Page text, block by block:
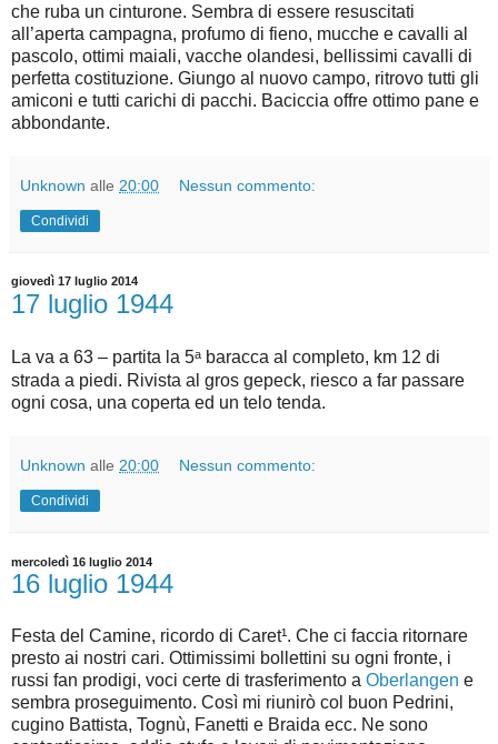
che ruba un cinturone. Sembra di essere resuscitati
all’aperta campagna, profumo di fieno, mucche e cavalli al
pascolo, ottimi maiali, vacche olandesi, bellissimi cavalli di
perfetta costituzione. Giungo al nuovo campo, ritrovo tutti gli
amiconi e tutti carichi di pacchi. Baciccia offre ottimo pane e
abbondante.
Unknown alle 20:00 Nessun commento:
Condividi
giovedì 17 luglio 2014
17 luglio 1944
La va a 63 – partita la 5a baracca al completo, km 12 di
strada a piedi. Rivista al gros gepeck, riesco a far passare
ogni cosa, una coperta ed un telo tenda.
Unknown alle 20:00 Nessun commento:
Condividi
mercoledì 16 luglio 2014
16 luglio 1944
Festa del Camine, ricordo di Caret¹. Che ci faccia ritornare
presto ai nostri cari. Ottimissimi bollettini su ogni fronte, i
russi fan prodigi, voci certe di trasferimento a Oberlangen e
sembra proseguimento. Così mi riunirò col buon Pedrini,
cugino Battista, Tognù, Fanetti e Braida ecc. Ne sono